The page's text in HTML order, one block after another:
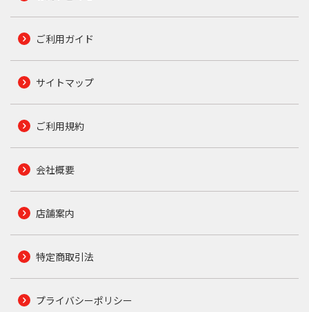
ご利用ガイド
サイトマップ
ご利用規約
会社概要
店舗案内
特定商取引法
プライバシーポリシー